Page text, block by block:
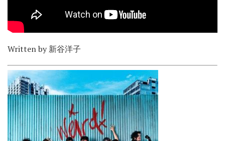
Written by 新谷洋子